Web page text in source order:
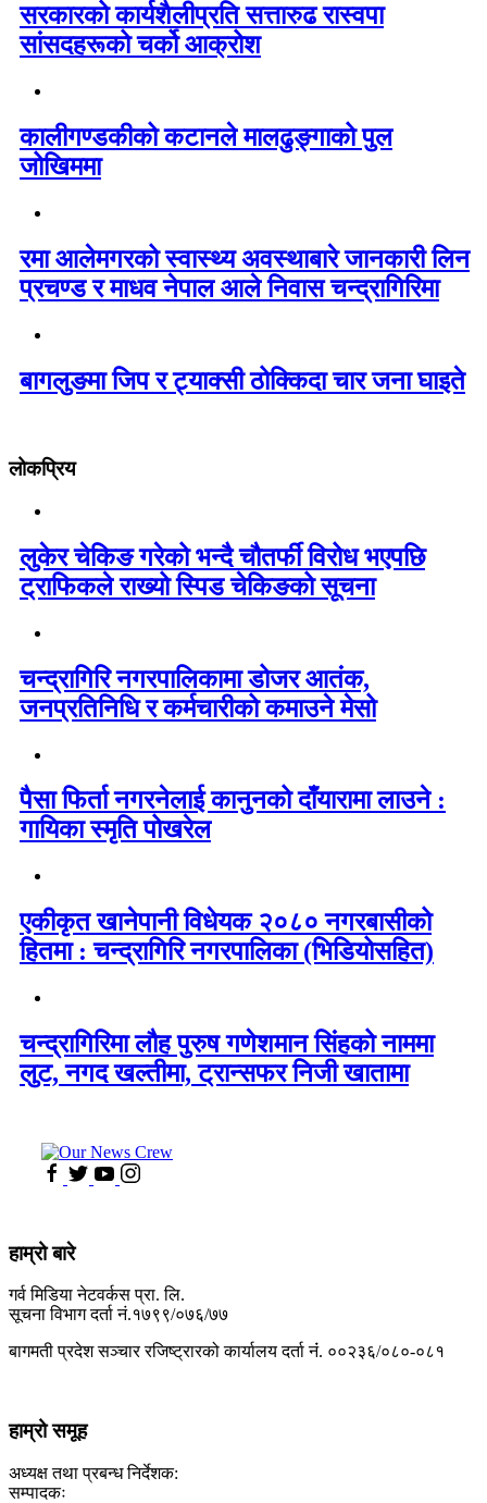
सरकारको कार्यशैलीप्रति सत्तारुढ रास्वपा
सांसदहरूको चर्को आक्रोश
कालीगण्डकीको कटानले मालढुङ्गाको पुल
जोखिममा
रमा आलेमगरको स्वास्थ्य अवस्थाबारे जानकारी लिन
प्रचण्ड र माधव नेपाल आले निवास चन्द्रागिरिमा
बागलुङमा जिप र ट्याक्सी ठोक्किदा चार जना घाइते
लोकप्रिय
लुकेर चेकिङ गरेको भन्दै चौतर्फी विरोध भएपछि
ट्राफिकले राख्यो स्पिड चेकिङको सूचना
चन्द्रागिरि नगरपालिकामा डोजर आतंक,
जनप्रतिनिधि र कर्मचारीको कमाउने मेसो
पैसा फिर्ता नगरनेलाई कानुनको दाँयारामा लाउने :
गायिका स्‍मृति पोखरेल
एकीकृत खानेपानी विधेयक २०८० नगरबासीको
हितमा : चन्द्रागिरि नगरपालिका (भिडियोसहित)
चन्द्रागिरिमा लौह पुरुष गणेशमान सिंहको नाममा
लुट, नगद खल्तीमा, ट्रान्सफर निजी खातामा
हाम्रो बारे
गर्व मिडिया नेटवर्कस प्रा. लि.
सूचना विभाग दर्ता नं.१७९९/०७६/७७
बागमती प्रदेश सञ्चार रजिष्ट्रारको कार्यालय दर्ता नंं. ००२३६/०८०-०८१
हाम्रो समूह
अध्यक्ष तथा प्रबन्ध निर्देशक:
सम्पादकः